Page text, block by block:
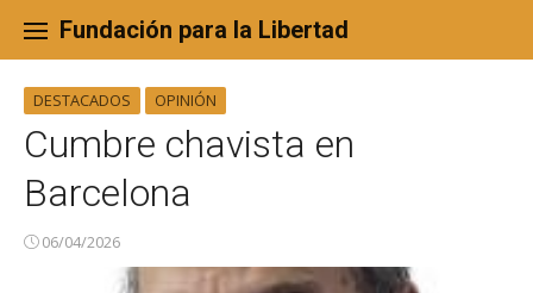
content
Fundación para la Libertad
DESTACADOS OPINIÓN
Cumbre chavista en
Barcelona
06/04/2026